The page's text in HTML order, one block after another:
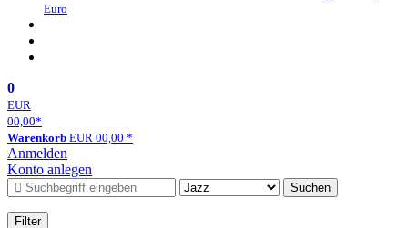
Euro
0
EUR
00,00*
Warenkorb EUR 00,00 *
Anmelden
Konto anlegen
Suchen
Filter